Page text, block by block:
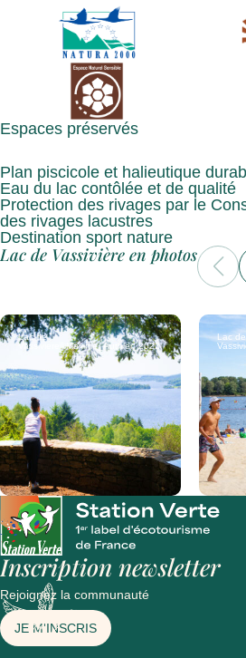
Espaces préservés
Plan piscicole et halieutique
Eau du lac contôlée et de qualité
Protection des rivages par le
des rivages lacustres
Destination sport nature
Lac de Vassivière en photos
Lac de
Vassiviere©Maxime_Authier_2022
Lac de
Inscription newsletter
Rejoignez la communauté
JE M'INSCRIS